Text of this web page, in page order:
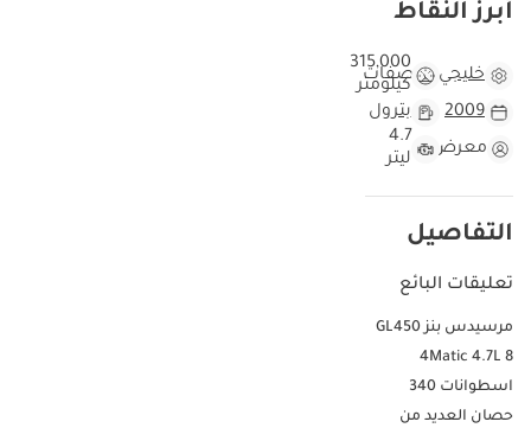
أبرز النقاط
خليجي مواصفات
315,000
كيلومتر
2009
بترول
معرض
4.7
ليتر
التفاصيل
تعليقات البائع
مرسيدس بنز GL450
4Matic 4.7L 8
اسطوانات 340
حصان العديد من